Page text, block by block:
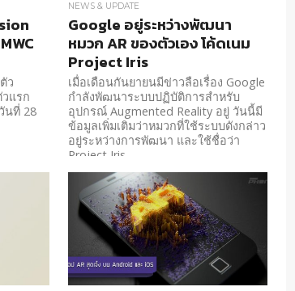
ว
แรก
นที่ 28
NEWS & UPDATE
Google อยู่ระหว่างพัฒนา
หมวก AR ของตัวเอง โค้ดเนม
Project Iris
เมื่อเดือนกันยายนมีข่าวลือเรื่อง Google
กำลังพัฒนาระบบปฏิบัติการสำหรับ
อุปกรณ์ Augmented Reality อยู่ วันนี้มี
ข้อมูลเพิ่มเติมว่าหมวกที่ใช้ระบบดังกล่าว
อยู่ระหว่างการพัฒนา และใช้ชื่อว่า
Project Iris